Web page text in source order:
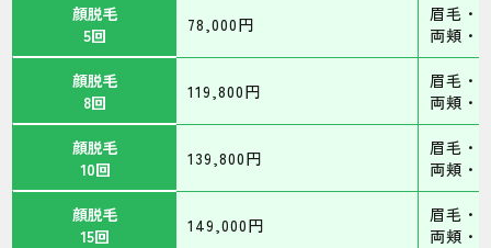
顔脱毛
5回
78,000円
眉毛・
両頬・
顔脱毛
8回
119,800円
眉毛・
両頬・
顔脱毛
10回
139,800円
眉毛・
両頬・
顔脱毛
15回
149,000円
眉毛・
両頬・